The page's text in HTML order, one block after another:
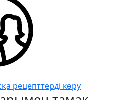
рецепттерді көру